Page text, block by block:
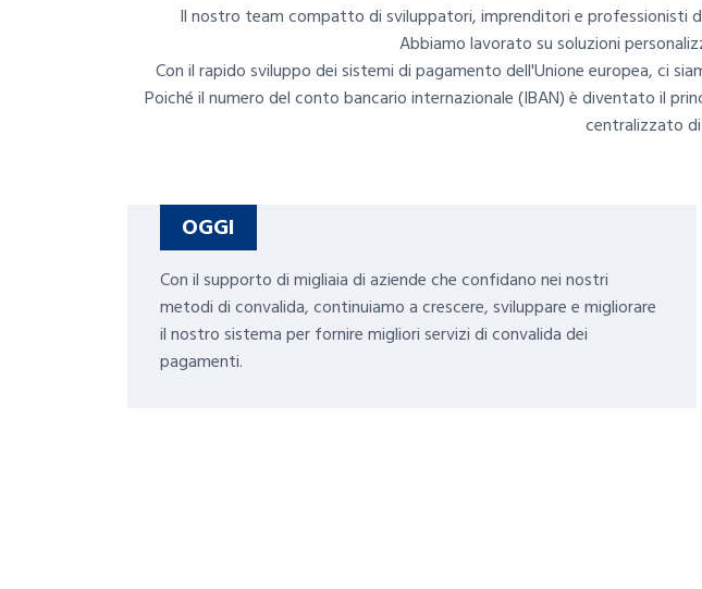
Il nostro team compatto di sviluppatori, imprenditori e professionisti
Abbiamo lavorato su soluzioni
Con il rapido sviluppo dei sistemi di pagamento dell'Unione europea, ci
Poiché il numero del conto bancario internazionale (IBAN) è diventato il
centralizzato
OGGI
Con il supporto di migliaia di aziende che confidano nei nostri
metodi di convalida, continuiamo a crescere, sviluppare e migliorare
il nostro sistema per fornire migliori servizi di convalida dei
pagamenti.